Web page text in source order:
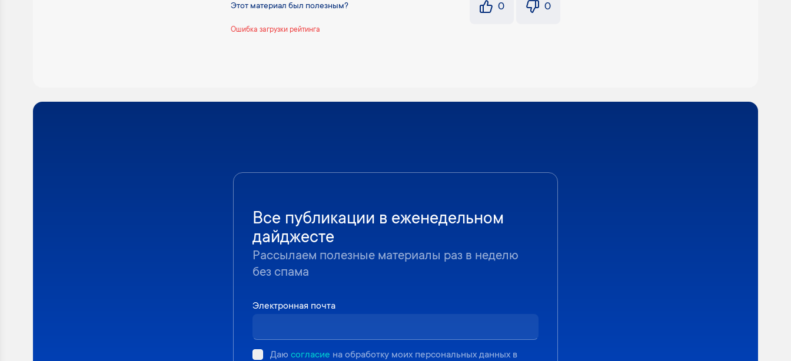
Этот материал был полезным? 0 0
Ошибка загрузки рейтинга
Все публикации в еженедельном
дайджесте
Рассылаем полезные материалы раз в неделю
без спама
Электронная почта
Даю согласие на обработку моих персональных данных в